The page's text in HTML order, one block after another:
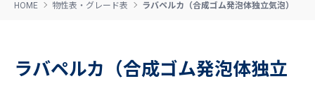
HOME 物性表・グレード表 ラバペルカ（合成ゴム発泡体独立気泡）
ラバペルカ（合成ゴム発泡体独立